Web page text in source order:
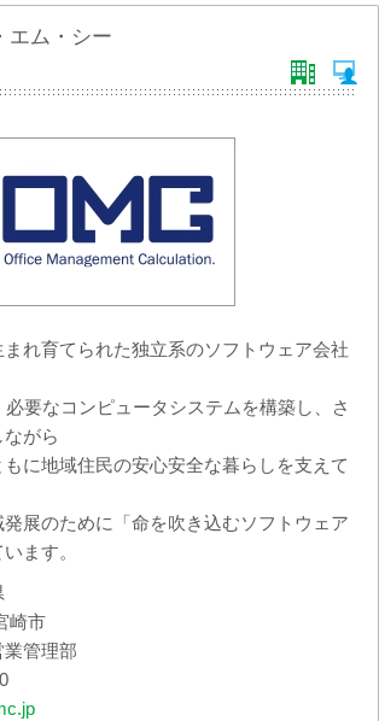
エム・シー
れ育てられた独立系のソフトウェア会社
要なコンピュータシステムを構築し、さ
がら
に地域住民の安心安全な暮らしを支えて
展のために「命を吹き込むソフトウェア
ます。
崎市
管理部